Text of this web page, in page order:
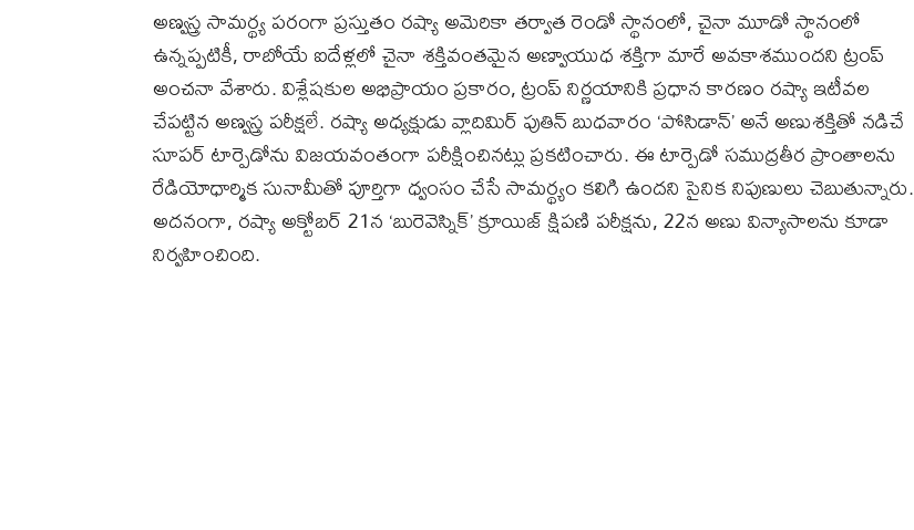
అణ్వస్త్ర సామర్థ్య పరంగా ప్రస్తుతం రష్యా అమెరికా తర్వాత రెండో స్థానంలో, చైనా మూడో స్థానంలో
ఉన్నప్పటికీ, రాబోయే ఐదేళ్లలో చైనా శక్తివంతమైన అణ్వాయుధ శక్తిగా మారే అవకాశముందని ట్రంప్
అంచనా వేశారు. విశ్లేషకుల అభిప్రాయం ప్రకారం, ట్రంప్ నిర్ణయానికి ప్రధాన కారణం రష్యా ఇటీవల
చేపట్టిన అణ్వస్త్ర పరీక్షలే. రష్యా అధ్యక్షుడు వ్లాదిమిర్ పుతిన్ బుధవారం ‘పోసిడాన్’ అనే అణుశక్తితో నడిచే
సూపర్ టార్పెడోను విజయవంతంగా పరీక్షించినట్లు ప్రకటించారు. ఈ టార్పెడో సముద్రతీర ప్రాంతాలను
రేడియోధార్మిక సునామీతో పూర్తిగా ధ్వంసం చేసే సామర్థ్యం కలిగి ఉందని సైనిక నిపుణులు చెబుతున్నారు.
అదనంగా, రష్యా అక్టోబర్ 21న ‘బురెవెస్నిక్’ క్రూయిజ్ క్షిపణి పరీక్షను, 22న అణు విన్యాసాలను కూడా
నిర్వహించింది.